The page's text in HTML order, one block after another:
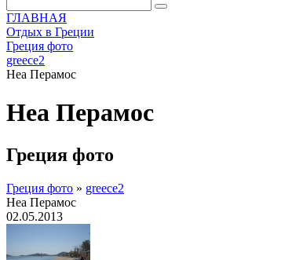
ГЛАВНАЯ
Отдых в Греции
Греция фото
greece2
Неа Перамос
Неа Перамос
Греция фото
Греция фото » greece2
Неа Перамос
02.05.2013